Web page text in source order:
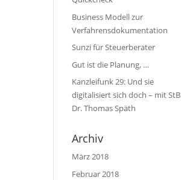
Business Modell zur
Verfahrensdokumentation
Sunzi für Steuerberater
Gut ist die Planung, …
Kanzleifunk 29: Und sie
digitalisiert sich doch – mit StB
Dr. Thomas Späth
Archiv
März 2018
Februar 2018